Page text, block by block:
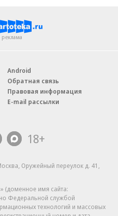
реклама
Android
Обратная связь
Правовая информация
E-mail рассылки
18+
Оружейный переулок д. 41,
(доменное имя сайта:
Федеральной службой
технологий и массовых